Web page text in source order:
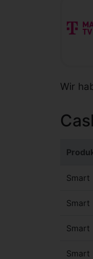
Wir
Smart
Smart
Smart
Smart